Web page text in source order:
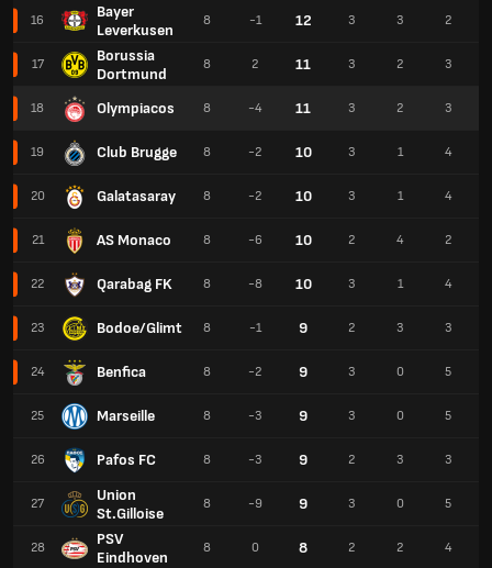
16
Bayer
Leverkusen
17
Borussia
Dortmund
18 Olympiacos
19 Club Brugge
20 Galatasaray
21 AS Monaco
22 Qarabag FK
23 Bodoe/Glimt
24 Benfica
25 Marseille
26 Pafos FC
27
Union
St.Gilloise
28
PSV
Eindhoven
8 -1 12 3 3 2
8 2 11 3 2 3
8 -4 11 3 2 3
8 -2 10 3 1 4
8 -2 10 3 1 4
8 -6 10 2 4 2
8 -8 10 3 1 4
8 -1 9 2 3 3
8 -2 9 3 0 5
8 -3 9 3 0 5
8 -3 9 2 3 3
8 -9 9 3 0 5
8 0 8 2 2 4